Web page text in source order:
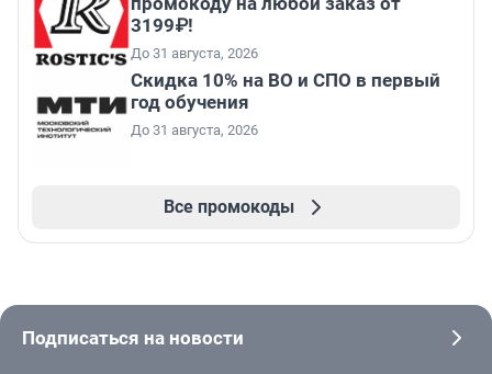
3199₽!
До 31 августа, 2026
Скидка 10% на ВО и СПО в первый
год обучения
До 31 августа, 2026
Все промокоды
Подписаться на новости